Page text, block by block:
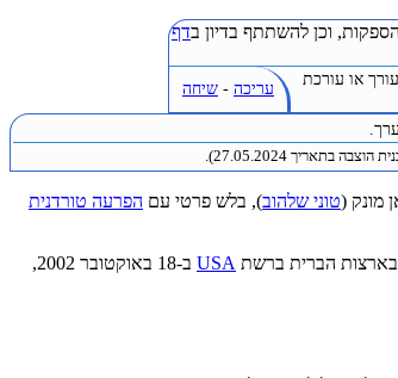
וכן להשתתף בדיון בדף
או עורכת
עריכה - שיחה
בתאריך 27.05.2024).
טוני שלהוב), בלש פרטי עם הפרעה טורדנית
הברית ברשת USA
ב-18 באוקטובר 2002,